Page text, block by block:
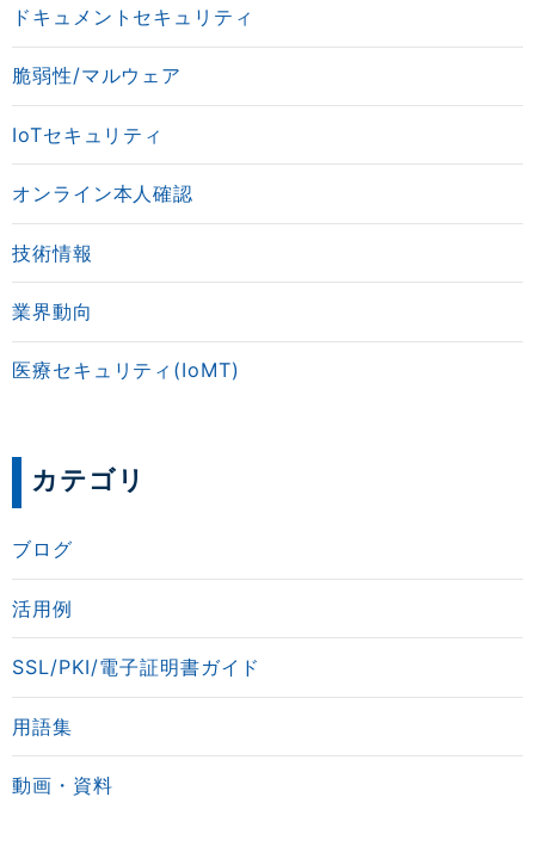
ドキュメントセキュリティ
脆弱性/マルウェア
IoTセキュリティ
オンライン本人確認
技術情報
業界動向
医療セキュリティ(IoMT)
カテゴリ
ブログ
活用例
SSL/PKI/電子証明書ガイド
用語集
動画・資料